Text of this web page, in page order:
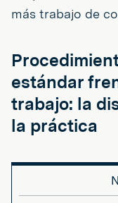
más trabajo de
estándar
trabajo: la
la práctica